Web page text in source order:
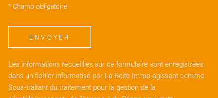
* Champ obligatoire
ENVOYER
Les informations recueillies sur ce formulaire sont enregistrées
dans un fichier informatisé par La Boite Immo agissant comme
Sous-traitant du traitement pour la gestion de la